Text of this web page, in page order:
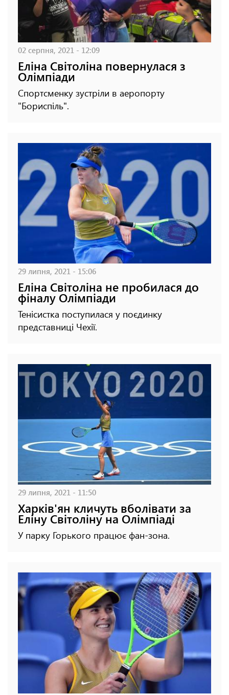
02 серпня, 2021 - 12:09
Еліна Світоліна повернулася з
Олімпіади
Спортсменку зустріли в аеропорту
"Бориспіль".
29 липня, 2021 - 15:06
Еліна Світоліна не пробилася до
фіналу Олімпіади
Тенісистка поступилася у поєдинку
представниці Чехії.
29 липня, 2021 - 11:50
Харків'ян кличуть вболівати за
Еліну Світоліну на Олімпіаді
У парку Горького працює фан-зона.